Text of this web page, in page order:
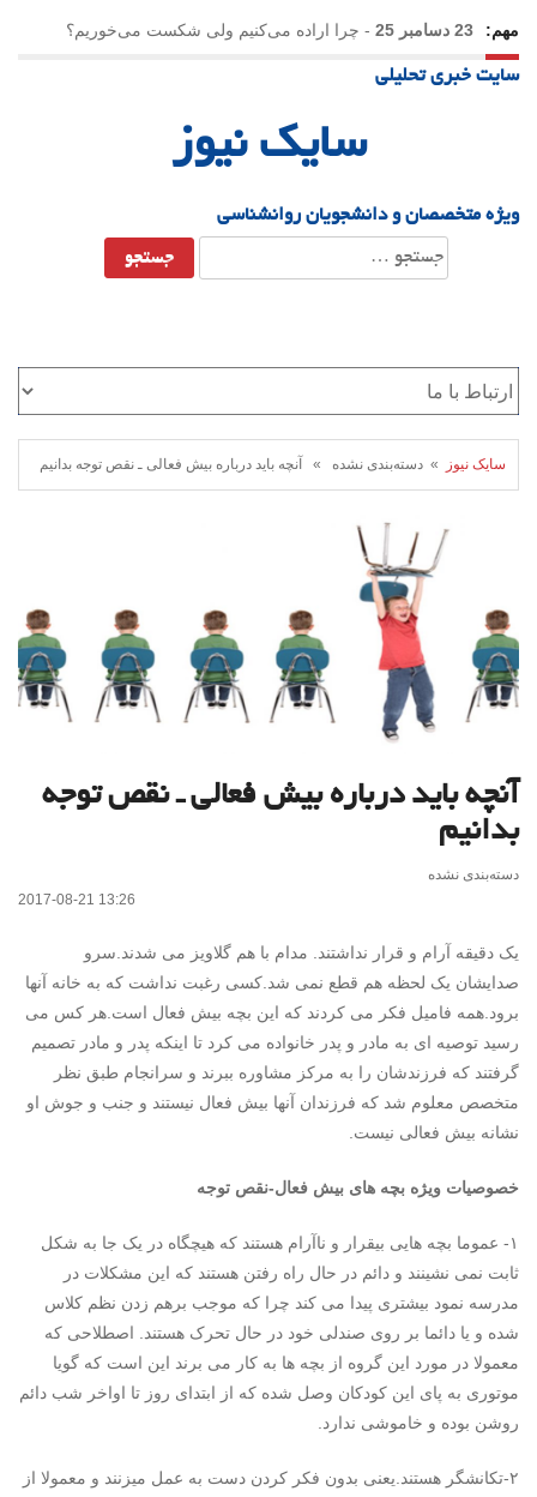
مهم: 23 دسامبر 25 - چرا اراده می‌کنیم ولی شکست می‌خوریم؟
21 دسامبر 25
سایت خبری تحلیلی
سایک نیوز
ویژه متخصصان و دانشجویان روانشناسی
جستجو
برای:
سایک نیوز » دسته‌بندی نشده » آنچه باید درباره بیش فعالی ـ نقص توجه بدانیم
آنچه باید درباره بیش فعالی ـ نقص توجه
بدانیم
دسته‌بندی نشده
2017-08-21 13:26
یک دقیقه آرام و قرار نداشتند. مدام با هم گلاویز می شدند.سرو
صدایشان یک لحظه هم قطع نمی شد.کسی رغبت نداشت که به خانه آنها
برود.همه فامیل فکر می کردند که این بچه بیش فعال است.هر کس می
رسید توصیه ای به مادر و پدر خانواده می کرد تا اینکه پدر و مادر تصمیم
گرفتند که فرزندشان را به مرکز مشاوره ببرند و سرانجام طبق نظر
متخصص معلوم شد که فرزندان آنها بیش فعال نیستند و جنب و جوش او
نشانه بیش فعالی نیست.
خصوصیات ویژه بچه های بیش فعال-نقص توجه
۱- عموما بچه هایی بیقرار و ناآرام هستند که هیچگاه در یک جا به شکل
ثابت نمی نشینند و دائم در حال راه رفتن هستند که این مشکلات در
مدرسه نمود بیشتری پیدا می کند چرا که موجب برهم زدن نظم کلاس
شده و یا دائما بر روی صندلی خود در حال تحرک هستند. اصطلاحی که
معمولا در مورد این گروه از بچه ها به کار می برند این است که گویا
موتوری به پای این کودکان وصل شده که از ابتدای روز تا اواخر شب دائم
روشن بوده و خاموشی ندارد.
۲-تکانشگر هستند.یعنی بدون فکر کردن دست به عمل میزنند و معمولا از